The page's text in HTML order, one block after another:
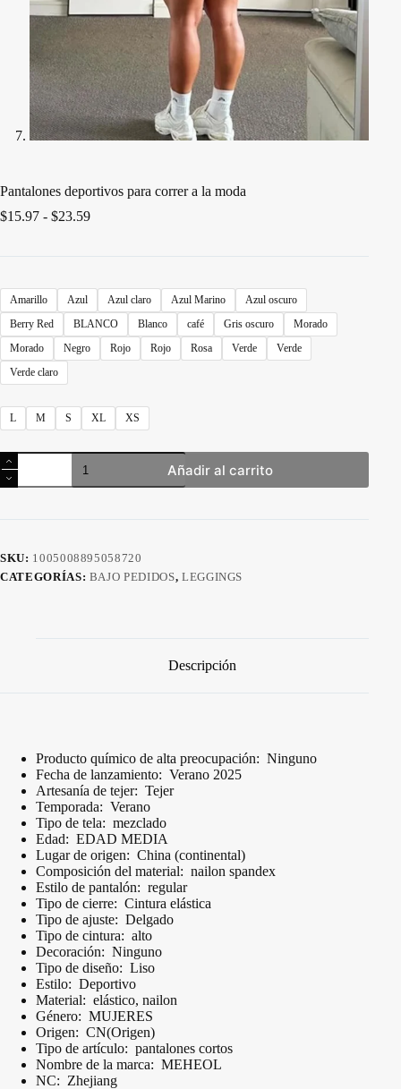
Pantalones deportivos para correr a la moda
$15.97 - $23.59Rango
hasta
$23.59
Amarillo Azul Azul claro Azul Marino
Azul oscuro
Berry Red
BLANCO Blanco café Gris oscuro
Morado
Morado
Negro Rojo Rojo Rosa Verde
Verde
Verde claro
L M S XL XS
Pantalones
deportivos
para
cantidad
Añadir al carrito
SKU: 1005008895058720
CATEGORÍAS: BAJO PEDIDOS, LEGGINGS
Descripción
Producto químico de alta preocupación: Ninguno
Fecha de lanzamiento: Verano 2025
Artesanía de tejer: Tejer
Temporada: Verano
Tipo de tela: mezclado
Edad: EDAD MEDIA
Lugar de origen: China (continental)
Composición del material: nailon spandex
Estilo de pantalón: regular
Tipo de cierre: Cintura elástica
Tipo de ajuste: Delgado
Tipo de cintura: alto
Decoración: Ninguno
Tipo de diseño: Liso
Estilo: Deportivo
Material: elástico, nailon
Género: MUJERES
Origen: CN(Origen)
Tipo de artículo: pantalones cortos
Nombre de la marca: MEHEOL
NC: Zhejiang